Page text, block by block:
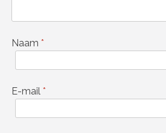
Naam *
E-mail *